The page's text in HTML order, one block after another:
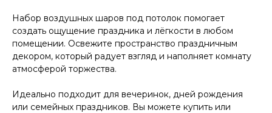
Набор воздушных шаров под потолок помогает
создать ощущение праздника и лёгкости в любом
помещении. Освежите пространство праздничным
декором, который радует взгляд и наполняет комнату
атмосферой торжества.
Идеально подходит для вечеринок, дней рождения
или семейных праздников. Вы можете купить или